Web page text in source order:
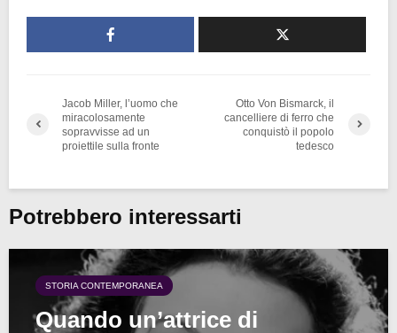
Jacob Miller, l’uomo che
miracolosamente
sopravvisse ad un
proiettile sulla fronte
Otto Von Bismarck, il
cancelliere di ferro che
conquistò il popolo
tedesco
Potrebbero interessarti
STORIA CONTEMPORANEA
Quando un’attrice di